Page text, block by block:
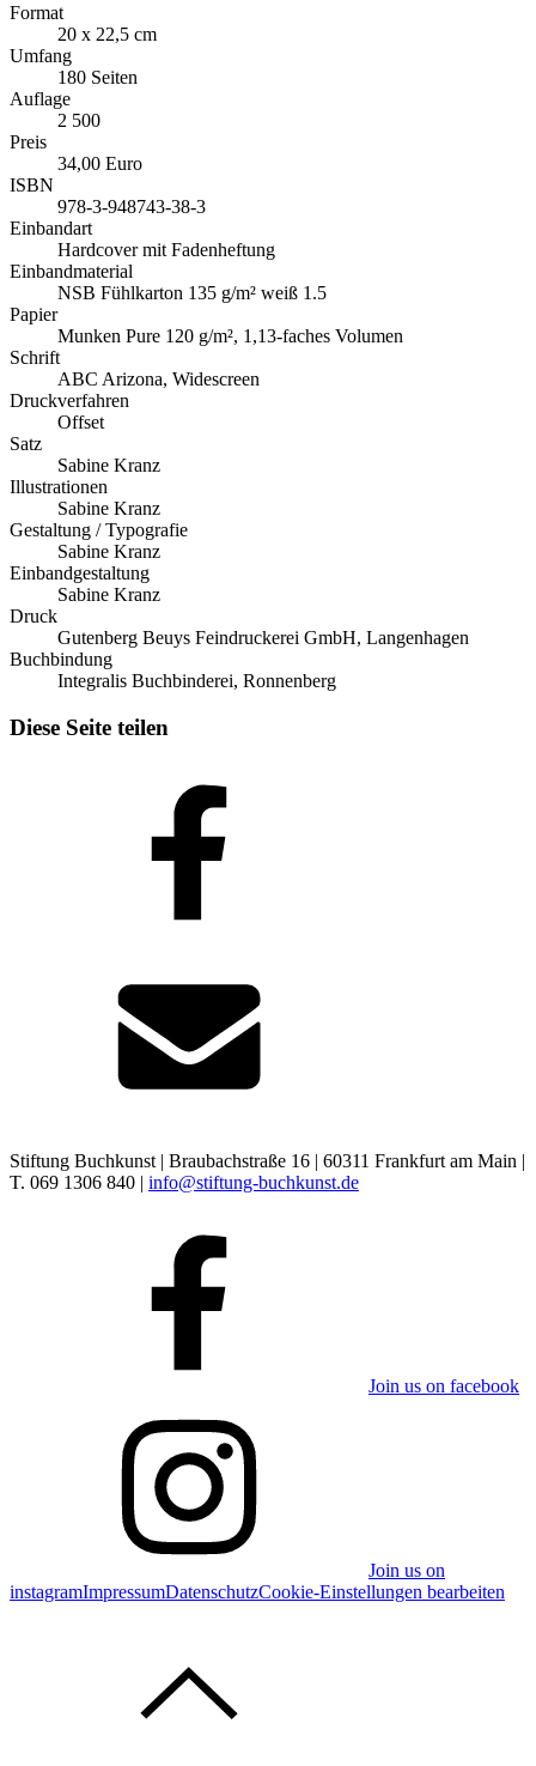
Format
20 x 22,5 cm
Umfang
180 Seiten
Auflage
2 500
Preis
34,00 Euro
ISBN
978-3-948743-38-3
Einbandart
Hardcover mit Fadenheftung
Einbandmaterial
NSB Fühlkarton 135 g/m² weiß 1.5
Papier
Munken Pure 120 g/m², 1,13-faches Volumen
Schrift
ABC Arizona, Widescreen
Druckverfahren
Offset
Satz
Sabine Kranz
Illustrationen
Sabine Kranz
Gestaltung / Typografie
Sabine Kranz
Einbandgestaltung
Sabine Kranz
Druck
Gutenberg Beuys Feindruckerei GmbH, Langenhagen
Buchbindung
Integralis Buchbinderei, Ronnenberg
Diese Seite teilen
Stiftung Buchkunst | Braubachstraße 16 | 60311 Frankfurt am Main |
T. 069 1306 840 | info@stiftung-buchkunst.de
Join us on facebook
Join us on
instagramImpressumDatenschutzCookie-Einstellungen bearbeiten